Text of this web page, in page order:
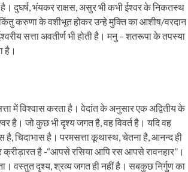
दुघर्ष, भंयकर राक्षस, असुर भी कभी ईश्वर के निकतस्थ
किंतु करुणा के वशीभूत होकर उन्हे मुक्ति का आशीष/वरदान
सत्ता अवतीर्ण भी होती है। मनु – शतरूपा के तपस्या
है।
में विश्वास करता है। वेदांत के अनुसार एक अद्वितीय के
है। जो कुछ भी दृश्य जगत है, वह विवर्त है। यदि वह
चिदाभास है। परमसत्ता कूथास्थ, चेतना है, आनन्द ही
है -“आपसे रसिया आपि रस आपसे रावनहार”।
वस्तुत दृश्य, श्रव्य जगत ही नहीं है। सबकुछ निर्गुण का